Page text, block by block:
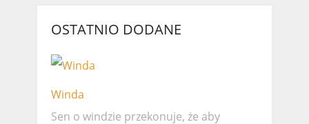
OSTATNIO DODANE
Winda
Sen o windzie przekonuje, że ​​aby